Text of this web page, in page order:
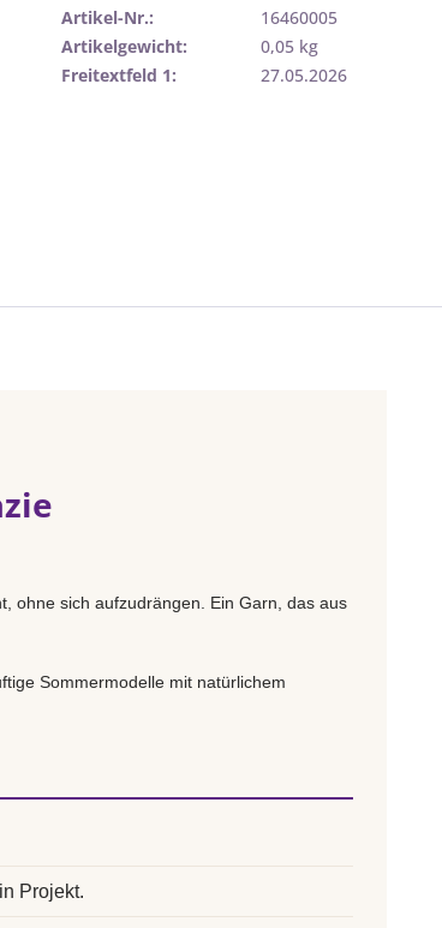
Artikel-Nr.:
16460005
Artikelgewicht:
0,05 kg
Freitextfeld 1:
27.05.2026
ohne sich aufzudrängen. Ein Garn, das aus
Sommermodelle mit natürlichem
Projekt.